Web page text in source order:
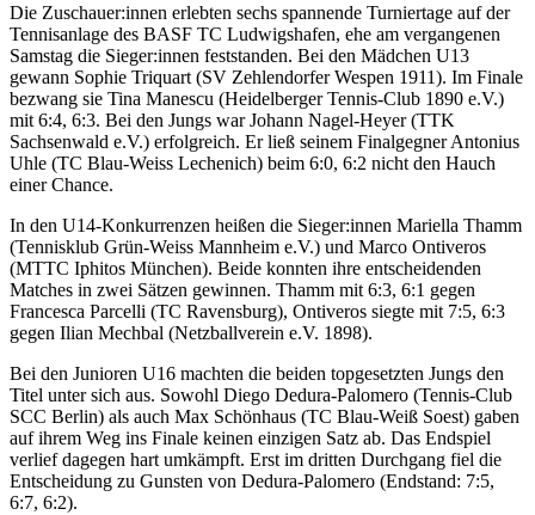
Die Zuschauer:innen erlebten sechs spannende Turniertage auf der
Tennisanlage des BASF TC Ludwigshafen, ehe am vergangenen
Samstag die Sieger:innen feststanden. Bei den Mädchen U13
gewann Sophie Triquart (SV Zehlendorfer Wespen 1911). Im Finale
bezwang sie Tina Manescu (Heidelberger Tennis-Club 1890 e.V.)
mit 6:4, 6:3. Bei den Jungs war Johann Nagel-Heyer (TTK
Sachsenwald e.V.) erfolgreich. Er ließ seinem Finalgegner Antonius
Uhle (TC Blau-Weiss Lechenich) beim 6:0, 6:2 nicht den Hauch
einer Chance.
In den U14-Konkurrenzen heißen die Sieger:innen Mariella Thamm
(Tennisklub Grün-Weiss Mannheim e.V.) und Marco Ontiveros
(MTTC Iphitos München). Beide konnten ihre entscheidenden
Matches in zwei Sätzen gewinnen. Thamm mit 6:3, 6:1 gegen
Francesca Parcelli (TC Ravensburg), Ontiveros siegte mit 7:5, 6:3
gegen Ilian Mechbal (Netzballverein e.V. 1898).
Bei den Junioren U16 machten die beiden topgesetzten Jungs den
Titel unter sich aus. Sowohl Diego Dedura-Palomero (Tennis-Club
SCC Berlin) als auch Max Schönhaus (TC Blau-Weiß Soest) gaben
auf ihrem Weg ins Finale keinen einzigen Satz ab. Das Endspiel
verlief dagegen hart umkämpft. Erst im dritten Durchgang fiel die
Entscheidung zu Gunsten von Dedura-Palomero (Endstand: 7:5,
6:7, 6:2).